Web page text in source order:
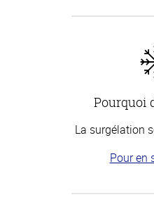
Pourquoi
La surgélation
Pour en